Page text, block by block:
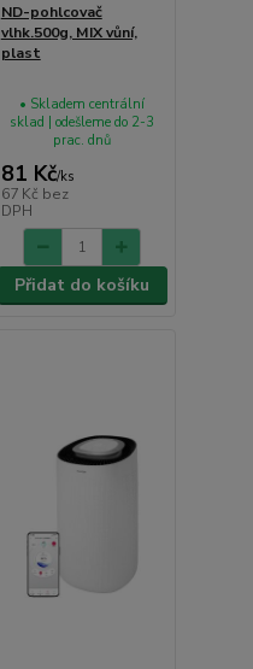
ND-pohlcovač
vlhk.500g, MIX vůní,
plast
81 Kč/ks
67 Kč bez
DPH
• Skladem centrální
sklad | odešleme do 2-3
prac. dnů
Přidat do košíku